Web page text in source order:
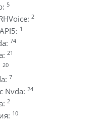
5
2
1
74
21
20
7
Nvda: 24
2
10